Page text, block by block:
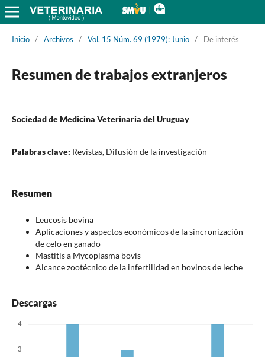
Inicio / Archivos / Vol. 15 Núm. 69 (1979): Junio / De interés
Resumen de trabajos extranjeros
Sociedad de Medicina Veterinaria del Uruguay
Palabras clave: Revistas, Difusión de la investigación
Resumen
Leucosis bovina
Aplicaciones y aspectos económicos de la sincronización
de celo en ganado
Mastitis a Mycoplasma bovis
Alcance zootécnico de la infertilidad en bovinos de leche
Descargas